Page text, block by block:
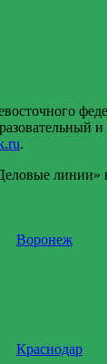
.
линии»
Воронеж
Краснодар